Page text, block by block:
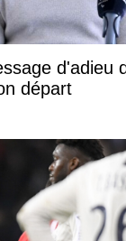
d'adieu
départ